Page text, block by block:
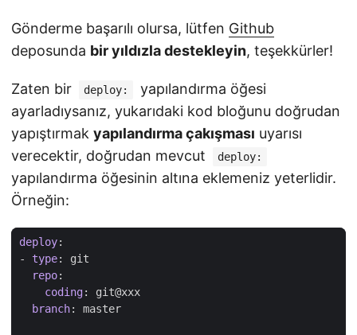
Gönderme başarılı olursa, lütfen Github
deposunda bir yıldızla destekleyin, teşekkürler!
Zaten bir deploy:
yapılandırma öğesi
ayarladıysanız, yukarıdaki kod bloğunu doğrudan
yapıştırmak yapılandırma çakışması uyarısı
verecektir, doğrudan mevcut
deploy:
yapılandırma öğesinin altına eklemeniz yeterlidir.
Örneğin:
deploy:
- type:
git
repo:
coding:
git@xxx
branch: master